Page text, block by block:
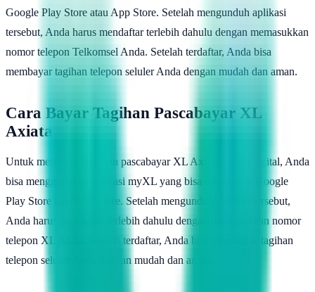
Google Play Store atau App Store. Setelah mengunduh aplikasi
tersebut, Anda harus mendaftar terlebih dahulu dengan memasukkan
nomor telepon Telkomsel Anda. Setelah terdaftar, Anda bisa
membayar tagihan telepon seluler Anda dengan mudah dan aman.
Cara Bayar Tagihan Pascabayar XL
Axiata
Untuk membayar tagihan pascabayar XL Axiata secara digital, Anda
bisa menggunakan aplikasi myXL yang bisa diunduh di Google
Play Store atau App Store. Setelah mengunduh aplikasi tersebut,
Anda harus mendaftar terlebih dahulu dengan memasukkan nomor
telepon XL Anda. Setelah terdaftar, Anda bisa membayar tagihan
telepon seluler Anda dengan mudah dan aman.